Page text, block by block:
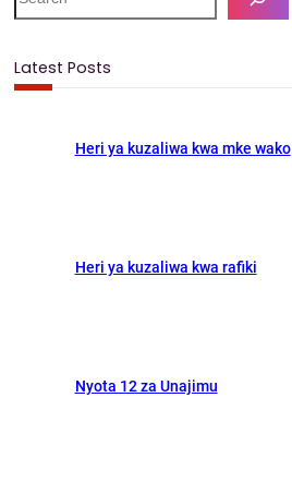
o
k
d
n
e
c
Latest Posts
Heri ya kuzaliwa kwa mke wako
Heri ya kuzaliwa kwa rafiki
Nyota 12 za Unajimu